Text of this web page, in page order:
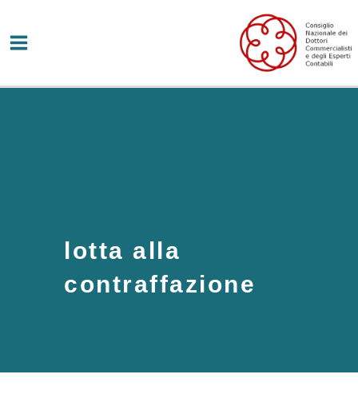
contenuto
lotta alla
contraffazione